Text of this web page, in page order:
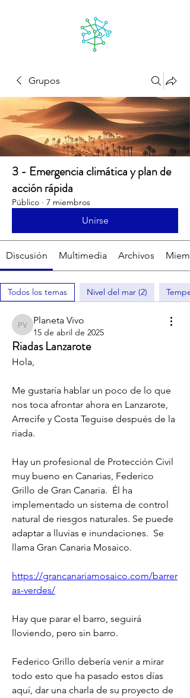
Grupos
3 - Emergencia climática y plan de
acción rápida
Público · 7 miembros
Unirse
Discusión Multimedia Archivos
Todos los temas Nivel del mar (2)
Planeta Vivo
Planeta Vivo
15 de abril de 2025
Riadas Lanzarote
Hola,
Me gustaría hablar un poco de lo que
nos toca afrontar ahora en Lanzarote,
Arrecife y Costa Teguise después de la
riada.
Hay un profesional de Protección Civil
muy bueno en Canarias, Federico
Grillo de Gran Canaria.  Él ha
implementado un sistema de control
natural de riesgos naturales. Se puede
adaptar a lluvias e inundaciones.  Se
llama Gran Canaria Mosaico.
https://grancanariamosaico.com/barrer
as-verdes/
Hay que parar el barro, seguirá
lloviendo, pero sin barro.
Federico Grillo debería venir a mirar
todo esto que ha pasado estos días
aquí, dar una charla de su proyecto de